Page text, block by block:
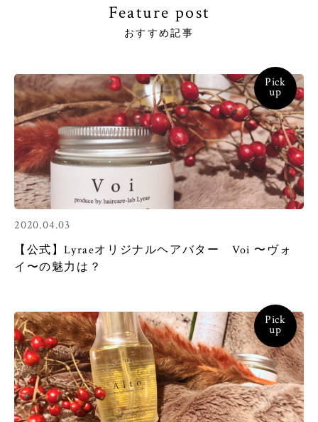
Feature post
おすすめ記事
2020.04.03
【公式】Lyraeオリジナルヘアバター Voi 〜ヴォ
イ〜の魅力は？
Pick
up
Pick
up